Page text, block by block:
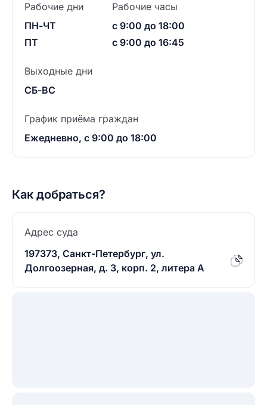
Рабочие дни
ПН-ЧТ
ПТ
Рабочие часы
с 9:00 до 18:00
с 9:00 до 16:45
Выходные дни
СБ-ВС
График приёма граждан
Ежедневно, с 9:00 до 18:00
Как добраться?
Адрес суда
197373, Санкт-Петербург, ул.
Долгоозерная, д. 3, корп. 2, литера А